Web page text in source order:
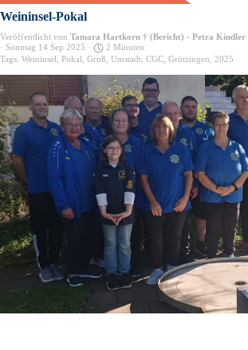
Weininsel-Pokal
Veröffentlicht von Tamara Hartkorn † (Bericht) - Petra Kindler
· Sonntag 14 Sep 2025 ·
2 Minuten
Tags: Weininsel Pokal Groß Umstadt CGC Grötzingen 2025